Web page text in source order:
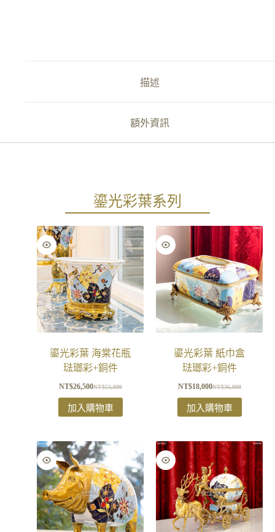
描述
額外資訊
鎏光彩葉系列
鎏光彩葉 海棠花瓶
琺瑯彩+銅件
NT$53,000
NT$26,500
加入購物車
鎏光彩葉 紙巾盒
琺瑯彩+銅件
NT$36,000
NT$18,000
加入購物車